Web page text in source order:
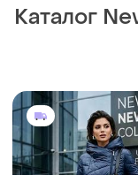
Каталог